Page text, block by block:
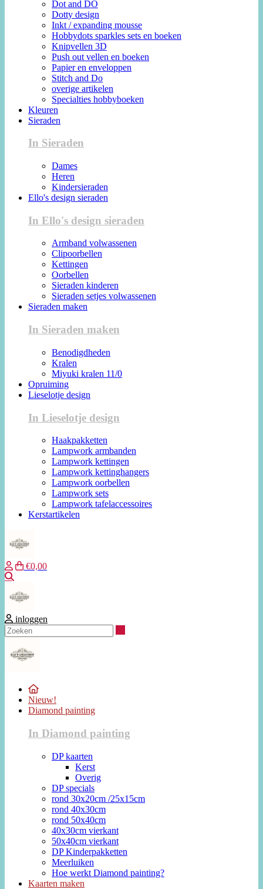
Dot and DO
Dotty design
Inkt / expanding mousse
Hobbydots sparkles sets en boeken
Knipvellen 3D
Push out vellen en boeken
Papier en enveloppen
Stitch and Do
overige artikelen
Specialties hobbyboeken
Kleuren
Sieraden
In Sieraden
Dames
Heren
Kindersieraden
Ello's design sieraden
In Ello's design sieraden
Armband volwassenen
Clipoorbellen
Kettingen
Oorbellen
Sieraden kinderen
Sieraden setjes volwassenen
Sieraden maken
In Sieraden maken
Benodigdheden
Kralen
Miyuki kralen 11/0
Opruiming
Lieselotje design
In Lieselotje design
Haakpakketten
Lampwork armbanden
Lampwork kettingen
Lampwork kettinghangers
Lampwork oorbellen
Lampwork sets
Lampwork tafelaccessoires
Kerstartikelen
€0,00
inloggen
Nieuw!
Diamond painting
In Diamond painting
DP kaarten
Kerst
Overig
DP specials
rond 30x20cm /25x15cm
rond 40x30cm
rond 50x40cm
40x30cm vierkant
50x40cm vierkant
DP Kinderpakketten
Meerluiken
Hoe werkt Diamond painting?
Kaarten maken